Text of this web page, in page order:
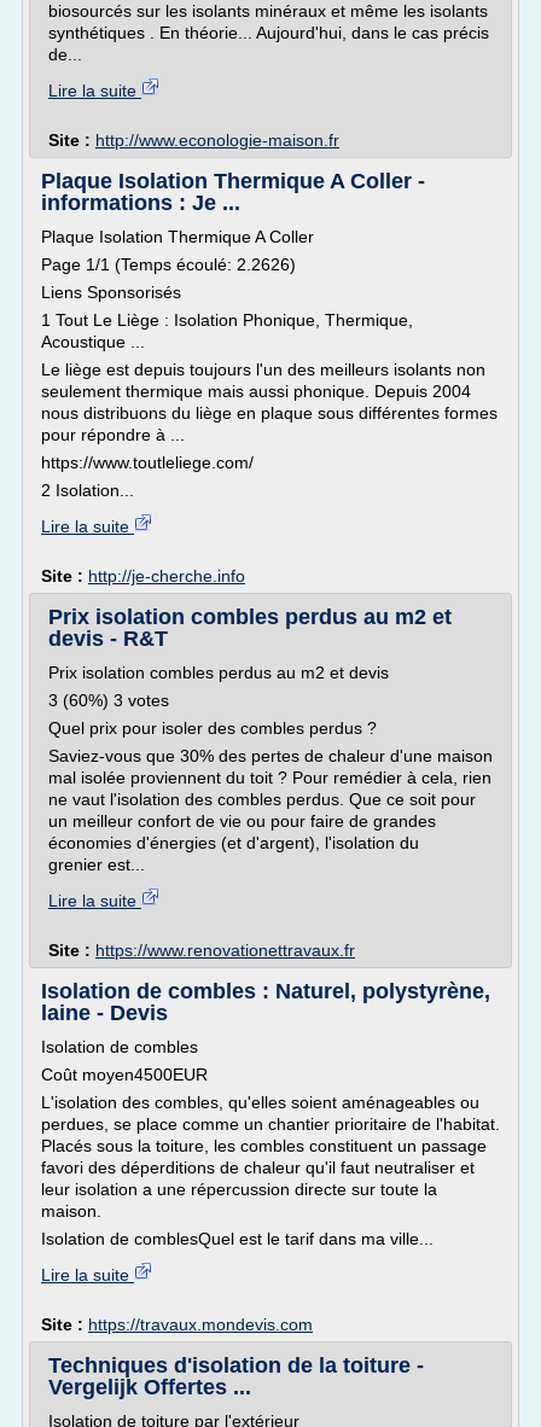
biosourcés sur les isolants minéraux et même les isolants
synthétiques . En théorie... Aujourd'hui, dans le cas précis
de...
Lire la suite
Site : http://www.econologie-maison.fr
Plaque Isolation Thermique A Coller -
informations : Je ...
Plaque Isolation Thermique A Coller
Page 1/1 (Temps écoulé: 2.2626)
Liens Sponsorisés
1 Tout Le Liège : Isolation Phonique, Thermique,
Acoustique ...
Le liège est depuis toujours l'un des meilleurs isolants non
seulement thermique mais aussi phonique. Depuis 2004
nous distribuons du liège en plaque sous différentes formes
pour répondre à ...
https://www.toutleliege.com/
2 Isolation...
Lire la suite
Site : http://je-cherche.info
Prix isolation combles perdus au m2 et
devis - R&T
Prix isolation combles perdus au m2 et devis
3 (60%) 3 votes
Quel prix pour isoler des combles perdus ?
Saviez-vous que 30% des pertes de chaleur d'une maison
mal isolée proviennent du toit ? Pour remédier à cela, rien
ne vaut l'isolation des combles perdus. Que ce soit pour
un meilleur confort de vie ou pour faire de grandes
économies d'énergies (et d'argent), l'isolation du
grenier est...
Lire la suite
Site : https://www.renovationettravaux.fr
Isolation de combles : Naturel, polystyrène,
laine - Devis
Isolation de combles
Coût moyen4500EUR
L'isolation des combles, qu'elles soient aménageables ou
perdues, se place comme un chantier prioritaire de l'habitat.
Placés sous la toiture, les combles constituent un passage
favori des déperditions de chaleur qu'il faut neutraliser et
leur isolation a une répercussion directe sur toute la
maison.
Isolation de comblesQuel est le tarif dans ma ville...
Lire la suite
Site : https://travaux.mondevis.com
Techniques d'isolation de la toiture -
Vergelijk Offertes ...
Isolation de toiture par l'extérieur